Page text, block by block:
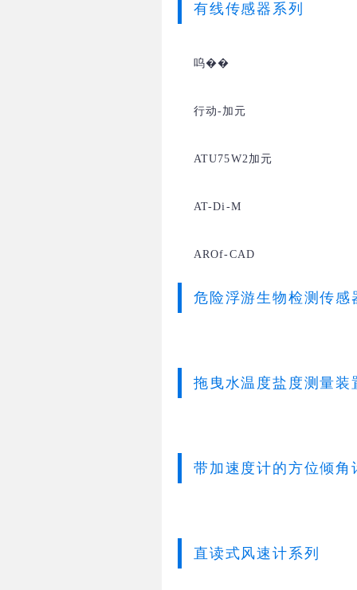
有线传感器系列
呜��
行动-加元
ATU75W2加元
AT-Di-M
AROf-CAD
危险浮游生物检测传感
拖曳水温度盐度测量装
带加速度计的方位倾角
直读式风速计系列